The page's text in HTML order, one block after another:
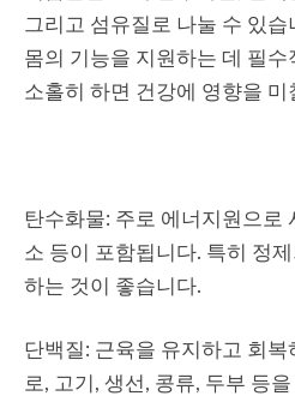
그리고 섬유질로 나눌 수 있습
몸의 기능을 지원하는 데 필
소홀히 하면 건강에 영향을 미
탄수화물: 주로 에너지원으로
소 등이 포함됩니다. 특히 정
하는 것이 좋습니다.
단백질: 근육을 유지하고 회
로, 고기, 생선, 콩류, 두부 등